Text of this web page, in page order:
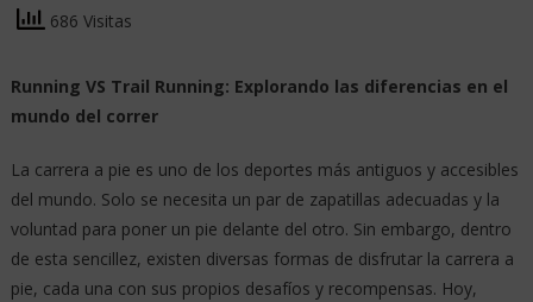
686 Visitas
Running VS Trail Running: Explorando las diferencias en el
mundo del correr
La carrera a pie es uno de los deportes más antiguos y accesibles
del mundo. Solo se necesita un par de zapatillas adecuadas y la
voluntad para poner un pie delante del otro. Sin embargo, dentro
de esta sencillez, existen diversas formas de disfrutar la carrera a
pie, cada una con sus propios desafíos y recompensas. Hoy,